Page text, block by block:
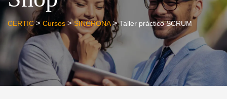
CERTIC> Cursos >SINCRONA>Taller práctico SCRUM